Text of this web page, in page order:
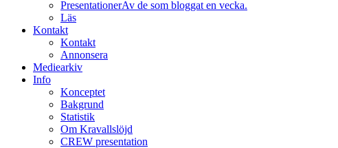
PresentationerAv de som bloggat en vecka.
Läs
Kontakt
Kontakt
Annonsera
Mediearkiv
Info
Konceptet
Bakgrund
Statistik
Om Kravallslöjd
CREW presentation